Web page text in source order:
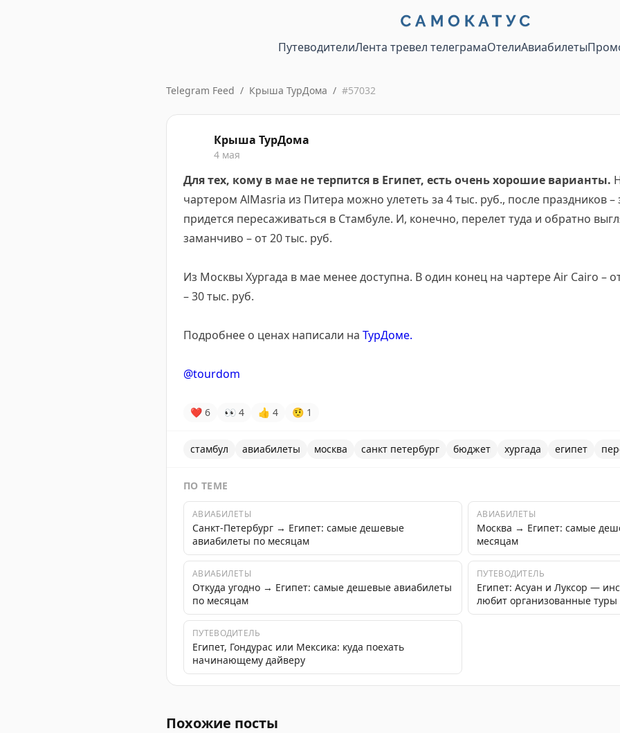
ПутеводителиЛента тревел телеграмаОтелиАвиабилеты
Telegram Feed / Крыша ТурДома / #57032
Крыша ТурДома
4 мая
Для тех, кому в мае не терпится в Египет, есть очень хорошие варианты.
чартером AlMasria из Питера можно улететь за 4 тыс. руб., после праздников –
придется пересаживаться в Стамбуле. И, конечно, перелет туда и обратно
заманчиво – от 20 тыс. руб.
Из Москвы Хургада в мае менее доступна. В один конец на чартере Air Cairo –
– 30 тыс. руб.
Подробнее о ценах написали на ТурДоме.
@tourdom
❤ 6 👀 4 👍 4 🤨 1
стамбул авиабилеты москва санкт петербург бюджет хургада египет
ПО ТЕМЕ
АВИАБИЛЕТЫ
Санкт-Петербург → Египет: самые дешевые
авиабилеты по месяцам
АВИАБИЛЕТЫ
Москва → Египет: самые
месяцам
АВИАБИЛЕТЫ
Откуда угодно → Египет: самые дешевые авиабилеты
по месяцам
ПУТЕВОДИТЕЛЬ
Египет: Асуан и Луксор —
любит организованные туры
ПУТЕВОДИТЕЛЬ
Египет, Гондурас или Мексика: куда поехать
начинающему дайверу
Похожие посты